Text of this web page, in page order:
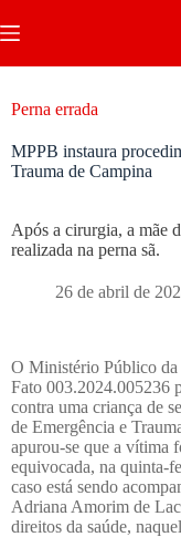
Perna errada
MPPB instaura
Trauma de Campina
Após a cirurgia, a mãe
realizada na perna sã.
26 de abril de
O Ministério Público
Fato 003.2024.005236
contra uma criança de
de Emergência e
apurou-se que a vítima
equivocada, na quinta-
caso está sendo
Adriana Amorim de
direitos da saúde,